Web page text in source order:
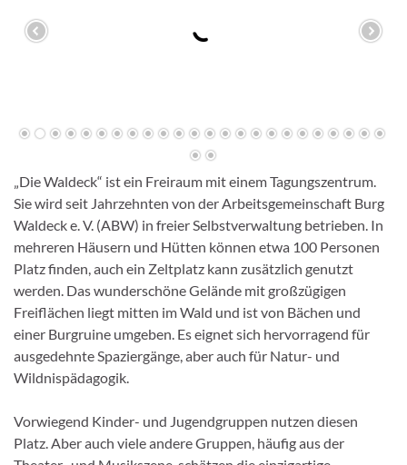
„Die Waldeck“ ist ein Freiraum mit einem Tagungszentrum.
Sie wird seit Jahrzehnten von der Arbeitsgemeinschaft Burg
Waldeck e. V. (ABW) in freier Selbstverwaltung betrieben. In
mehreren Häusern und Hütten können etwa 100 Personen
Platz finden, auch ein Zeltplatz kann zusätzlich genutzt
werden. Das wunderschöne Gelände mit großzügigen
Freiflächen liegt mitten im Wald und ist von Bächen und
einer Burgruine umgeben. Es eignet sich hervorragend für
ausgedehnte Spaziergänge, aber auch für Natur- und
Wildnispädagogik.
Vorwiegend Kinder- und Jugendgruppen nutzen diesen
Platz. Aber auch viele andere Gruppen, häufig aus der